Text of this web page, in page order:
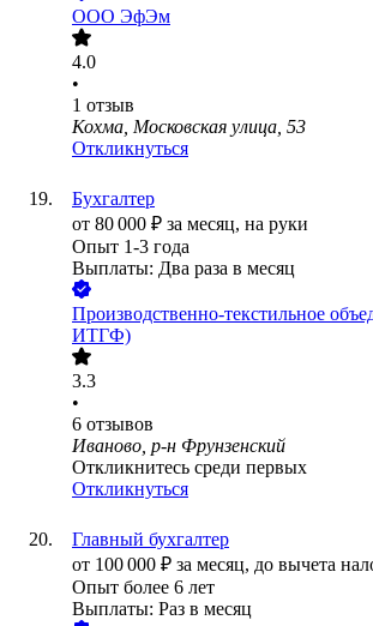
ООО ЭфЭм
4.0
•
1 отзыв
Кохма, Московская улица, 53
Откликнуться
Бухгалтер
от 80 000 ₽ за месяц, на руки
Опыт 1-3 года
Выплаты: Два раза в месяц
Производственно-текстильное
ИТГФ)
3.3
•
6 отзывов
Иваново, р-н Фрунзенский
Откликнитесь среди первых
Откликнуться
Главный бухгалтер
от 100 000 ₽ за месяц, до вычета
Опыт более 6 лет
Выплаты: Раз в месяц